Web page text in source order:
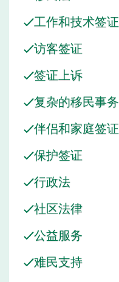
工作和技术签证
访客签证
签证上诉
复杂的移民事务
伴侣和家庭签证
保护签证
行政法
社区法律
公益服务
难民支持